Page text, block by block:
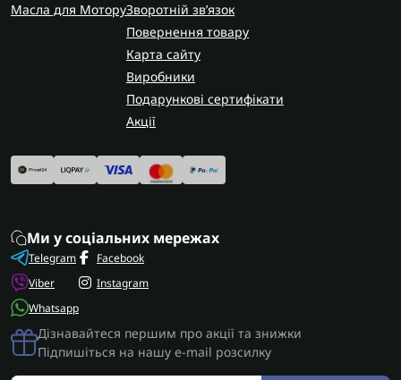
Масла для МоторуЗворотній зв’язок
Повернення товару
Карта сайту
Виробники
Подарункові сертифікати
Акції
Ми у соціальних мережах
Telegram
Viber
Whatsapp
Facebook
Instagram
Дізнавайтеся першим про акції та знижки
Підпишіться на нашу e-mail розсилку